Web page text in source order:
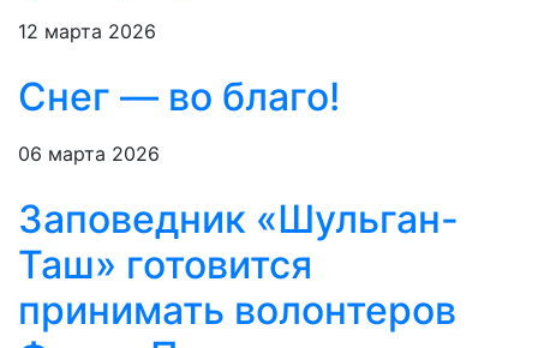
12 марта 2026
Снег — во благо!
06 марта 2026
Заповедник «Шульган-
Таш» готовится
принимать волонтеров